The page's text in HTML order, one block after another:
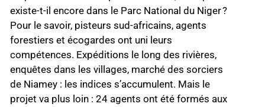
existe-t-il encore dans le Parc National du Niger ?
Pour le savoir, pisteurs sud-africains, agents
forestiers et écogardes ont uni leurs
compétences. Expéditions le long des rivières,
enquêtes dans les villages, marché des sorciers
de Niamey : les indices s’accumulent. Mais le
projet va plus loin : 24 agents ont été formés aux